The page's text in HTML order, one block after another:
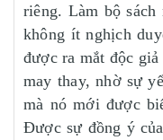
riêng. Làm bộ sách
không ít nghịch
được ra mắt độc
may thay, nhờ sự
mà nó mới được
Được sự đồng ý